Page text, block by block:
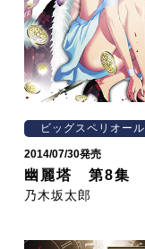
ビッグスペリオール
2014/07/30発売
幽麗塔 第8集
乃木坂太郎